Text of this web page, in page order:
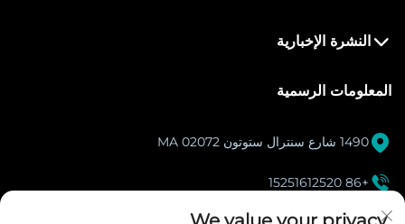
النشرة الإخبارية
المعلومات الرسمية
1490 شارع سنترال ستوتون MA 02072

+86 15251612520
[email protected]